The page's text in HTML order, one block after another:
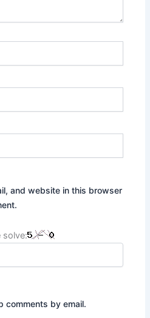
and website in this browser
solve:
comments by email.